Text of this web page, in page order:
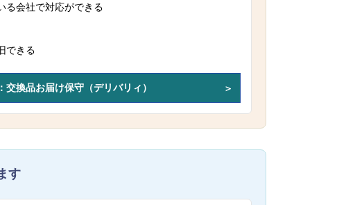
る会社で対応ができる
できる
交換品お届け保守（デリバリィ）
す